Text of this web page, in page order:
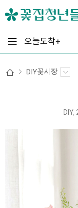
오늘도착+
DIY꽃시장
DIY,